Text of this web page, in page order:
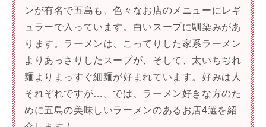
ンが有名で五島も、色々なお店のメニューにレギ
ュラーで入っています。白いスープに馴染みがあ
ります。ラーメンは、こってりした家系ラーメン
よりあっさりしたスープが、そして、太いちぢれ
麺よりまっすぐ細麺が好まれています。好みは人
それぞれですが…。では、ラーメン好きな方のた
めに五島の美味しいラーメンのあるお店4選を紹